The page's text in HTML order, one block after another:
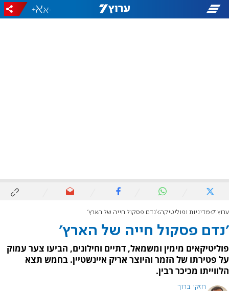
-
+
ערוץ 7 מדיניות ופוליטיקה 'נדם פסקול חייה של הארץ'
'נדם פסקול חייה של הארץ'
פוליטיקאים מימין ומשמאל, דתיים וחילונים, הביעו צער עמוק
על פטירתו של הזמר והיוצר אריק איינשטיין. בחמש תצא
הלווייתו מכיכר רבין.
חזקי ברוך